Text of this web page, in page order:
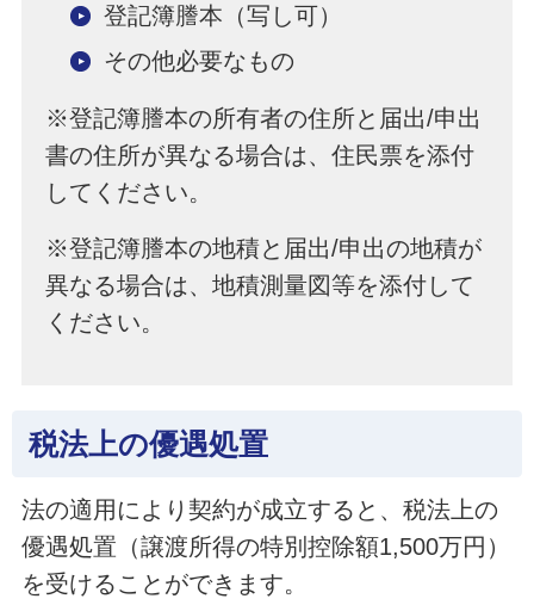
登記簿謄本（写し可）
その他必要なもの
※登記簿謄本の所有者の住所と届出/申出
書の住所が異なる場合は、住民票を添付
してください。
※登記簿謄本の地積と届出/申出の地積が
異なる場合は、地積測量図等を添付して
ください。
税法上の優遇処置
法の適用により契約が成立すると、税法上の
優遇処置（譲渡所得の特別控除額1,500万円）
を受けることができます。